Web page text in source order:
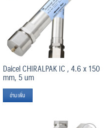
Daicel CHIRALPAK IC , 4.6 x 150
mm, 5 um
อ่านเพิ่ม